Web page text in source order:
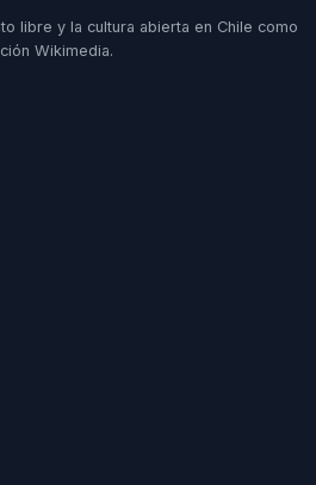
libre y la cultura abierta en Chile como
Wikimedia.